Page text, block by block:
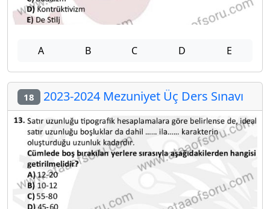
A B C D E
18 2023-2024 Mezuniyet Üç Ders Sınavı